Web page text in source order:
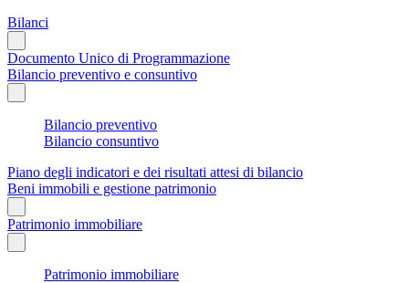
Bilanci
Documento Unico di Programmazione
Bilancio preventivo e consuntivo
Bilancio preventivo
Bilancio consuntivo
Piano degli indicatori e dei risultati attesi di bilancio
Beni immobili e gestione patrimonio
Patrimonio immobiliare
Patrimonio immobiliare